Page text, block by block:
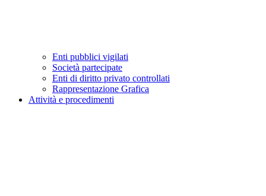
Enti pubblici vigilati
Società partecipate
Enti di diritto privato controllati
Rappresentazione Grafica
Attività e procedimenti